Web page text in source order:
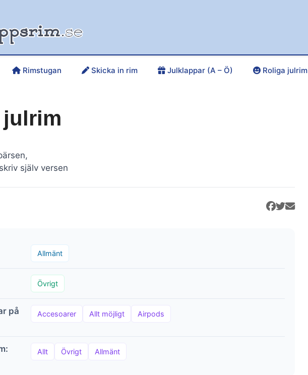
Rimstugan Skicka in rim Julklappar (A – Ö) Roliga julrim
själv versen
Allmänt
Övrigt
på
Accesoarer Allt möjligt Airpods
Allt Övrigt Allmänt